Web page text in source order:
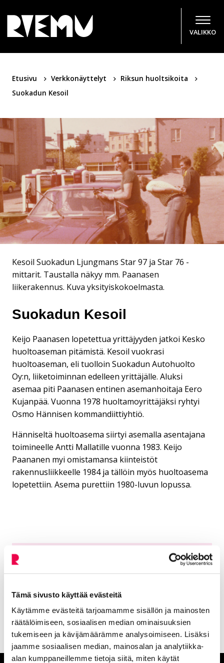
Tämä sivusto käyttää evästeitä
Käytämme evästeitä tarjoamamme sisällön ja mainosten
räätälöimiseen, sosiaalisen median ominaisuuksien
tukemiseen ja kävijämäärämme analysoimiseen. Lisäksi
jaamme sosiaalisen median, mainosalan ja analytiikka-
alan kumppaneillemme tietoja siitä, miten käytät
VALIKKO
Etusivu Verkkonäyttelyt
Riksun huoltsikoita
Suokadun Kesoil
Kesoil Suokadun Ljungmans Star 97 ja Star 76 -
mittarit. Taustalla näkyy mm. Paanasen
liikerakennus. Kuva yksityiskokoelmasta.
Suokadun Kesoil
Keijo Paanasen lopetettua yrittäjyyden jatkoi Kesko
huoltoaseman pitämistä. Kesoil vuokrasi
huoltoaseman, eli tuolloin Suokadun Autohuolto
Oy:n, liiketoiminnan edelleen yrittäjälle. Aluksi
asemaa piti Paanasen entinen asemanhoitaja Eero
Kujanpää. Vuonna 1978 huoltamoyrittäjäksi ryhtyi
Osmo Hännisen kommandiittiyhtiö.
Hänniseltä huoltoasema siirtyi asemalla asentajana
toimineelle Antti Mallatille vuonna 1983. Keijo
Paananen myi omistamansa kiinteistöt
rakennusliikkeelle 1984 ja tällöin myös huoltoasema
lopetettiin. Asema purettiin 1980-luvun lopussa.
Lisää aiheesta: Riksun huoltsikoita
Nykyinen sivu
Suokadun Kesoil
Klikkaa käyttääksesi valikkoa